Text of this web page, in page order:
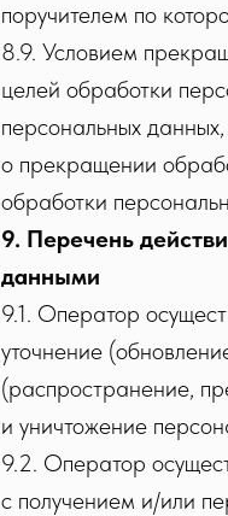
поручителем по
8.9. Условием
целей обработки
персональных
о прекращении
обработки
9. Перечень
данными
9.1. Оператор
уточнение
(распространение,
и уничтожение
9.2. Оператор
с получением и/или